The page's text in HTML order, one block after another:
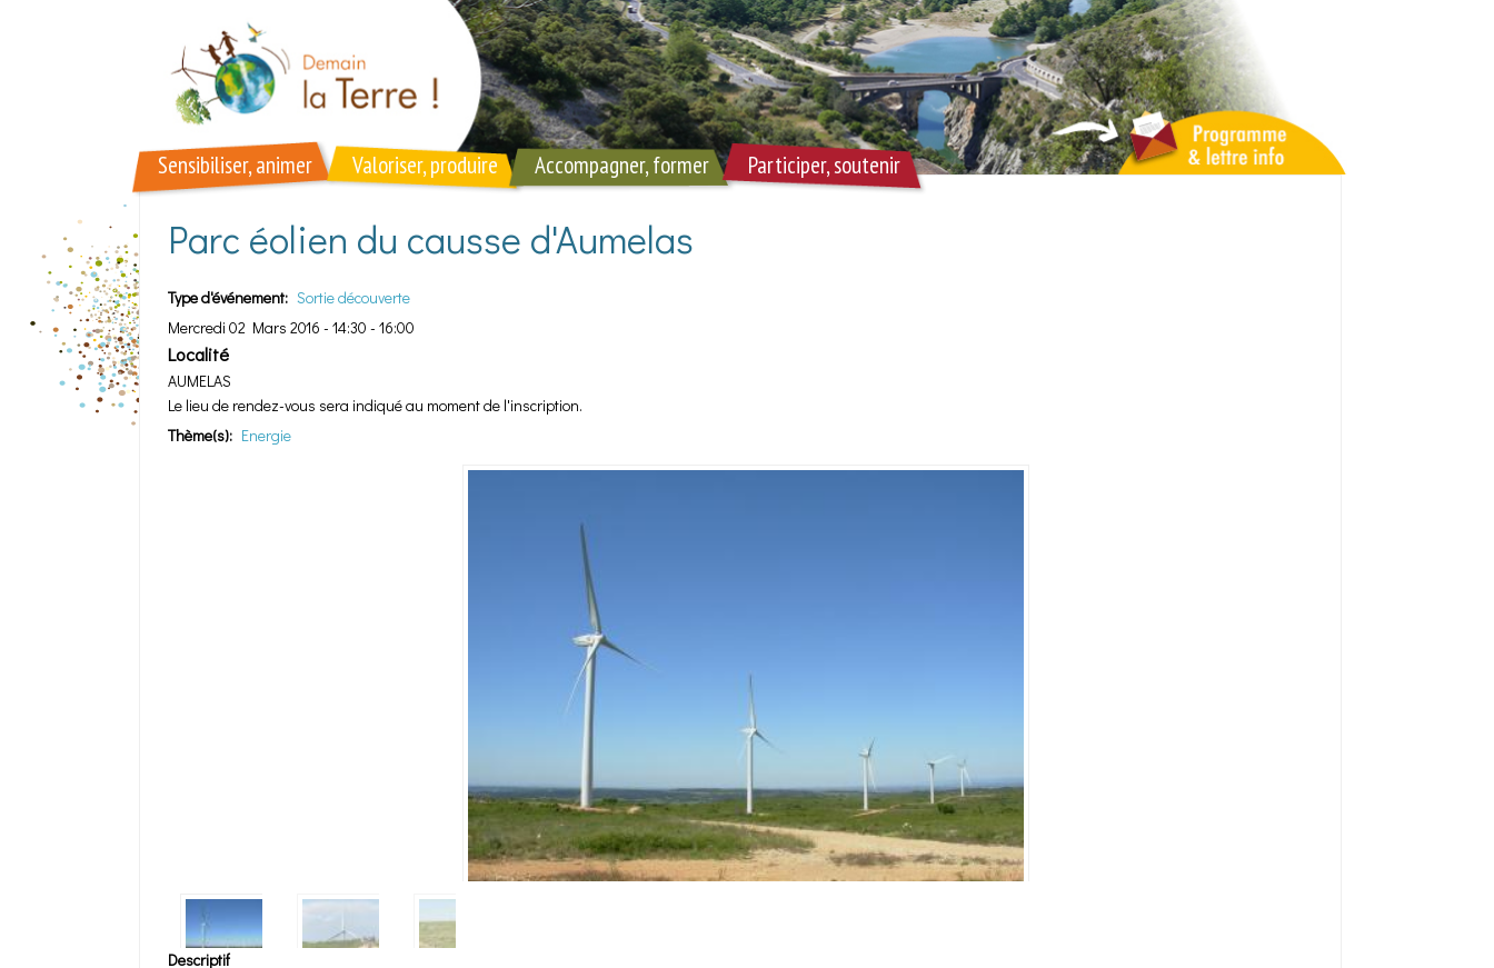
Sensibiliser, animer Valoriser, produire Accompagner, former Participer, soutenir
Parc éolien du causse d'Aumelas
Type d'événement: Sortie découverte
Mercredi 02 Mars 2016 - 14:30 - 16:00
Localité
AUMELAS
Le lieu de rendez-vous sera indiqué au moment de l'inscription.
Thème(s): Energie
Descriptif